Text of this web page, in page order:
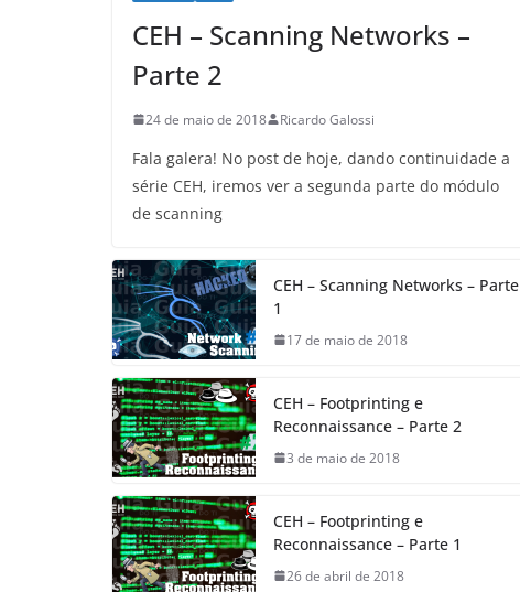
CEH – Scanning Networks –
Parte 2
24 de maio de 2018 Ricardo Galossi
Fala galera! No post de hoje, dando continuidade a
série CEH, iremos ver a segunda parte do módulo
de scanning
CEH – Scanning Networks – Parte
1
17 de maio de 2018
CEH – Footprinting e
Reconnaissance – Parte 2
3 de maio de 2018
CEH – Footprinting e
Reconnaissance – Parte 1
26 de abril de 2018